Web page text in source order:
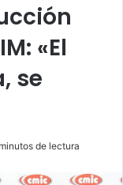
«El
se
de lectura